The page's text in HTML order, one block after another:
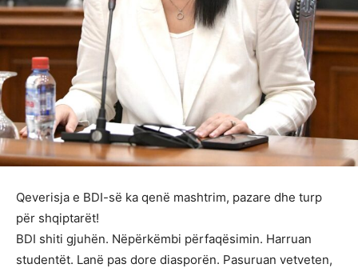
Qeverisja e BDI-së ka qenë mashtrim, pazare dhe turp
për shqiptarët!
BDI shiti gjuhën. Nëpërkëmbi përfaqësimin. Harruan
studentët. Lanë pas dore diasporën. Pasuruan vetveten,